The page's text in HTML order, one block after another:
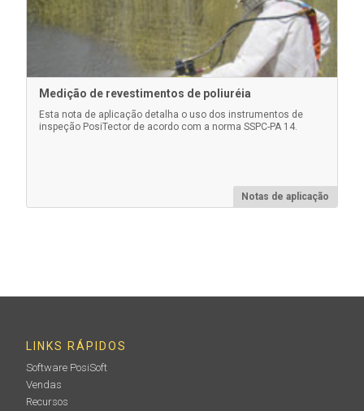
Saiba mais
Medição de revestimentos de poliuréia
Esta nota de aplicação detalha o uso dos instrumentos de
inspeção PosiTector de acordo com a norma SSPC-PA 14.
Notas de aplicação
LINKS RÁPIDOS
Software PosiSoft
Vendas
Recursos